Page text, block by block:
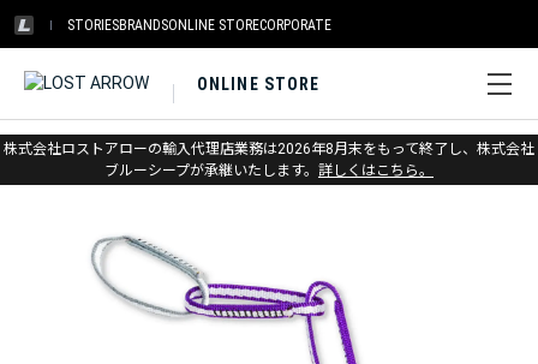
STORIESBRANDSONLINE STORECORPORATE
ONLINE STORE
株式会社ロストアローの輸入代理店業務は2026年8月末をもって終了し、株式会社
ブルーシープが承継いたします。 詳しくはこちら。
ホーム > メトリウス > スリング・PAS